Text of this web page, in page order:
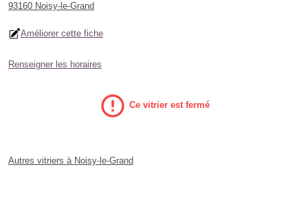
93160 Noisy-le-Grand
Améliorer cette fiche
Renseigner les horaires
Ce vitrier est fermé
Autres vitriers à Noisy-le-Grand